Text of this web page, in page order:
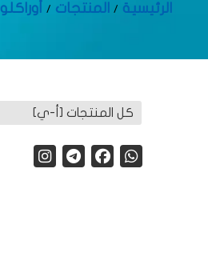
الرئيسية المنتجات أوراكلور 500
كل المنتجات [أ-ي]